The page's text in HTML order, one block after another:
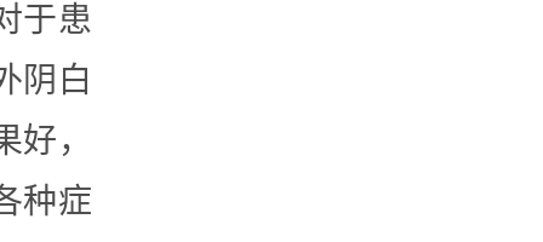
于患
阴白
，
种症